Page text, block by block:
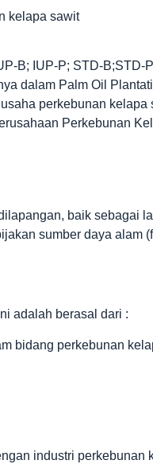
kelapa sawit
B; IUP-P; STD-B;STD-
dalam Palm Oil
perkebunan kelapa
Perkebunan
baik sebagai
sumber daya alam
adalah berasal dari :
bidang perkebunan
industri perkebunan